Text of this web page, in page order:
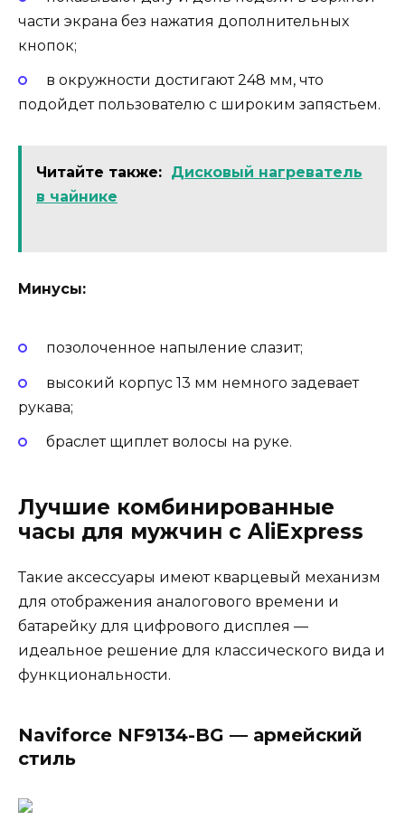
части экрана без нажатия дополнительных
кнопок;
в окружности достигают 248 мм, что
подойдет пользователю с широким запястьем.
Читайте также: Дисковый нагреватель
в чайнике
Минусы:
позолоченное напыление слазит;
высокий корпус 13 мм немного задевает
рукава;
браслет щиплет волосы на руке.
Лучшие комбинированные
часы для мужчин с AliExpress
Такие аксессуары имеют кварцевый механизм
для отображения аналогового времени и
батарейку для цифрового дисплея —
идеальное решение для классического вида и
функциональности.
Naviforce NF9134-BG — армейский
стиль